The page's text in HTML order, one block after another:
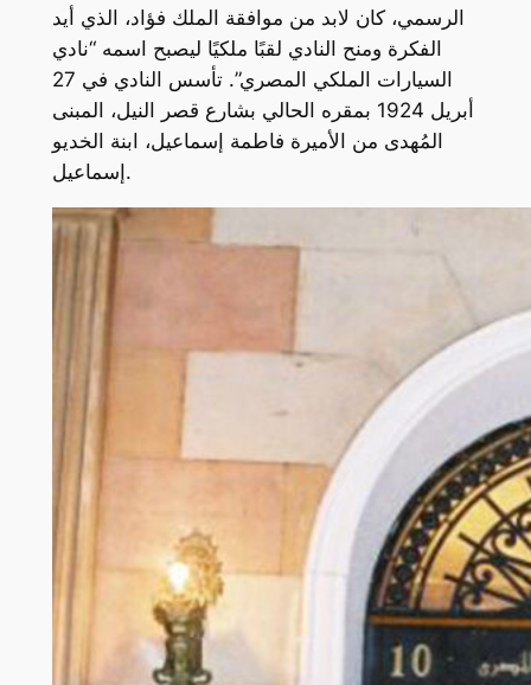
الرسمي، كان لابد من موافقة الملك فؤاد، الذي أيد
الفكرة ومنح النادي لقبًا ملكيًا ليصبح اسمه “نادي
السيارات الملكي المصري”. تأسس النادي في 27
أبريل 1924 بمقره الحالي بشارع قصر النيل، المبنى
المُهدى من الأميرة فاطمة إسماعيل، ابنة الخديو
إسماعيل.